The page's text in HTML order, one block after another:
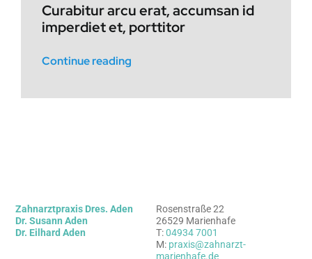
Curabitur arcu erat, accumsan id
imperdiet et, porttitor
Continue reading
Zahnarztpraxis Dres. Aden
Dr. Susann Aden
Dr. Eilhard Aden
Rosenstraße 22
26529 Marienhafe
T:04934 7001
M: praxis@zahnarzt-
marienhafe.de